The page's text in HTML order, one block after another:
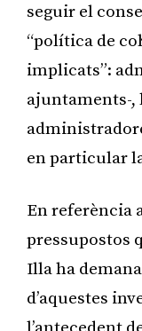
seguir el
“política de
implicats”:
ajuntaments-,
en particular
En referència
pressupostos
Illa ha
d’aquestes